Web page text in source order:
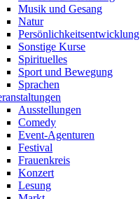
Musik und Gesang
Natur
Persönlichkeitsentwicklung
Sonstige Kurse
Spirituelles
Sport und Bewegung
Sprachen
Ausstellungen
Comedy
Event-Agenturen
Festival
Frauenkreis
Konzert
Lesung